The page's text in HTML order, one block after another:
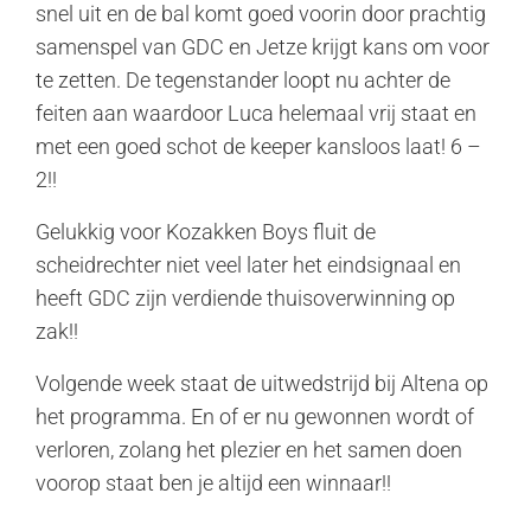
snel uit en de bal komt goed voorin door prachtig
samenspel van GDC en Jetze krijgt kans om voor
te zetten. De tegenstander loopt nu achter de
feiten aan waardoor Luca helemaal vrij staat en
met een goed schot de keeper kansloos laat! 6 –
2!!
Gelukkig voor Kozakken Boys fluit de
scheidrechter niet veel later het eindsignaal en
heeft GDC zijn verdiende thuisoverwinning op
zak!!
Volgende week staat de uitwedstrijd bij Altena op
het programma. En of er nu gewonnen wordt of
verloren, zolang het plezier en het samen doen
voorop staat ben je altijd een winnaar!!